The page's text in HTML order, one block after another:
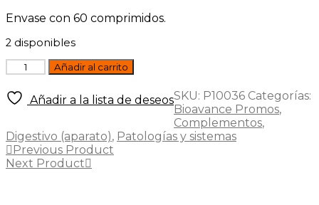
Envase con 60 comprimidos.
2 disponibles
Transit+
60
comprimidos
Physalis
Añadir al carrito
Añadir a la lista de deseosSKU: P10036 Categorías:
Bioavance Promos,
Complementos,
Digestivo (aparato), Patologías y sistemas
Previous Product
Next Product